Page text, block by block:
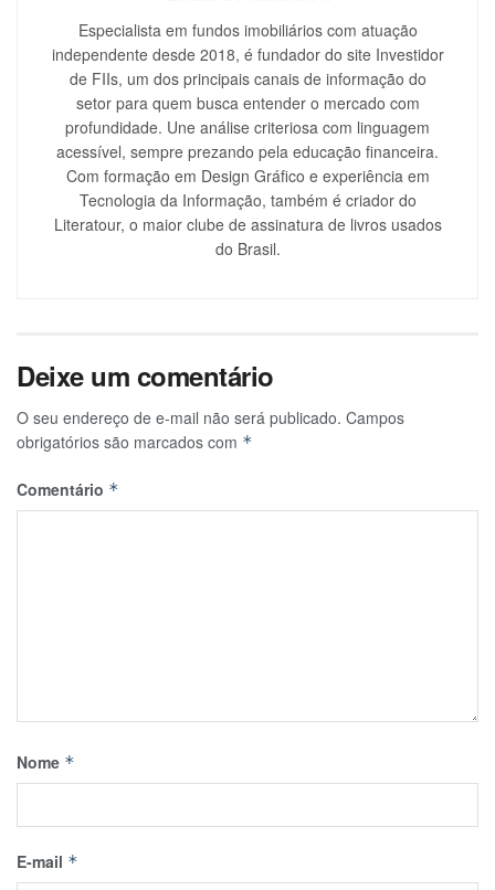
Especialista em fundos imobiliários com atuação
independente desde 2018, é fundador do site Investidor
de FIIs, um dos principais canais de informação do
setor para quem busca entender o mercado com
profundidade. Une análise criteriosa com linguagem
acessível, sempre prezando pela educação financeira.
Com formação em Design Gráfico e experiência em
Tecnologia da Informação, também é criador do
Literatour, o maior clube de assinatura de livros usados
do Brasil.
Deixe um comentário
O seu endereço de e-mail não será publicado. Campos
obrigatórios são marcados com *
Comentário *
Nome *
E-mail *